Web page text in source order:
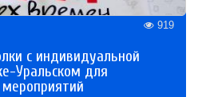
919
с индивидуальной
Уральском для